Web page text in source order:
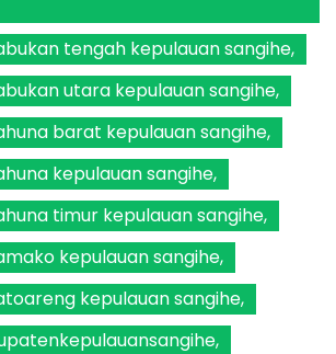
tengah kepulauan sangihe
utara kepulauan sangihe
barat kepulauan sangihe
kepulauan sangihe
timur kepulauan sangihe
kepulauan sangihe
kepulauan sangihe